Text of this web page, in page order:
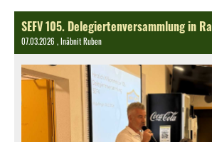
SEFV 105. Delegiertenversammlung in
07.03.2026 , Inäbnit Ruben